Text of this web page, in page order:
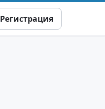
Регистрация